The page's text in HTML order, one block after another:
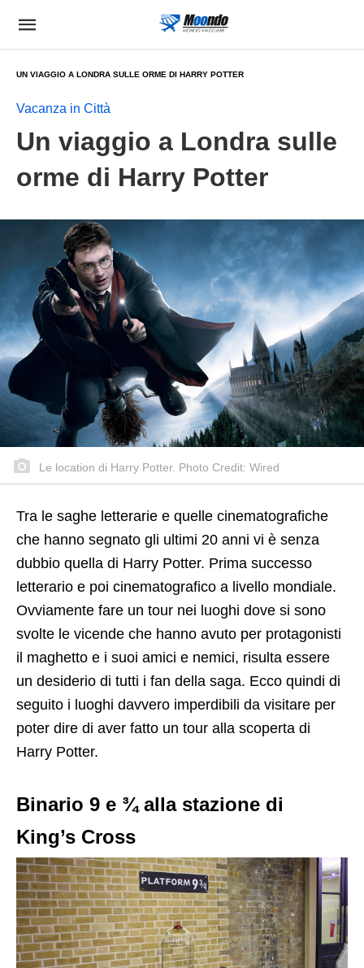
UN VIAGGIO A LONDRA SULLE ORME DI HARRY POTTER
Vacanza in Città
Un viaggio a Londra sulle
orme di Harry Potter
Le location di Harry Potter. Photo Credit: Wired
Tra le saghe letterarie e quelle cinematografiche
che hanno segnato gli ultimi 20 anni vi è senza
dubbio quella di Harry Potter. Prima successo
letterario e poi cinematografico a livello mondiale.
Ovviamente fare un tour nei luoghi dove si sono
svolte le vicende che hanno avuto per protagonisti
il maghetto e i suoi amici e nemici, risulta essere
un desiderio di tutti i fan della saga. Ecco quindi di
seguito i luoghi davvero imperdibili da visitare per
poter dire di aver fatto un tour alla scoperta di
Harry Potter.
Binario 9 e ¾ alla stazione di
King’s Cross